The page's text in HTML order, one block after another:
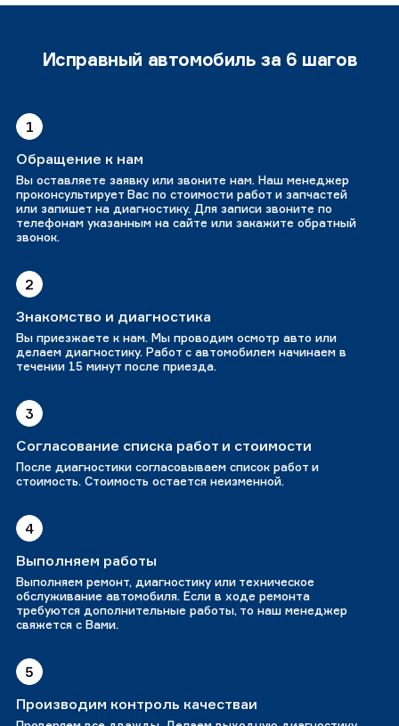
Исправный автомобиль за 6 шагов
1
Обращение к нам
Вы оставляете заявку или звоните нам. Наш менеджер
проконсультирует Вас по стоимости работ и запчастей
или запишет на диагностику. Для записи звоните по
телефонам указанным на сайте или закажите обратный
звонок.
2
Знакомство и диагностика
Вы приезжаете к нам. Мы проводим осмотр авто или
делаем диагностику. Работ с автомобилем начинаем в
течении 15 минут после приезда.
3
Согласование списка работ и стоимости
После диагностики согласовываем список работ и
стоимость. Стоимость остается неизменной.
4
Выполняем работы
Выполняем ремонт, диагностику или техническое
обслуживание автомобиля. Если в ходе ремонта
требуются дополнительные работы, то наш менеджер
свяжется с Вами.
5
Производим контроль качестваи